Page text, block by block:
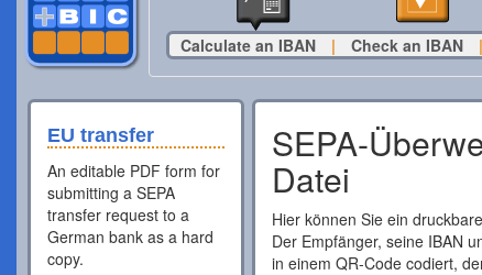
Calculate an IBAN | Check an IBAN |
EU transfer
An editable PDF form for
submitting a SEPA
transfer request to a
German bank as a hard
copy.
SEPA-
Datei
Hier können Sie ein
Der Empfänger, seine IBAN
in einem QR-Code codiert,